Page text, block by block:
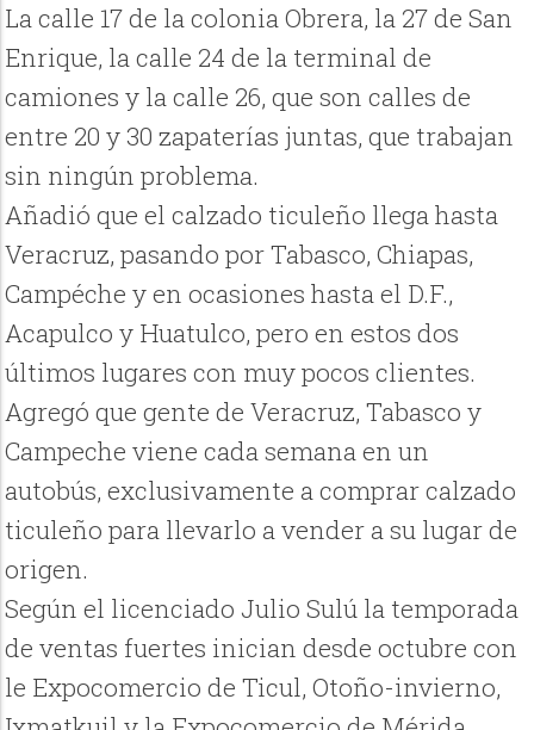
La calle 17 de la colonia Obrera, la 27 de San
Enrique, la calle 24 de la terminal de
camiones y la calle 26, que son calles de
entre 20 y 30 zapaterías juntas, que trabajan
sin ningún problema.
Añadió que el calzado ticuleño llega hasta
Veracruz, pasando por Tabasco, Chiapas,
Campéche y en ocasiones hasta el D.F.,
Acapulco y Huatulco, pero en estos dos
últimos lugares con muy pocos clientes.
Agregó que gente de Veracruz, Tabasco y
Campeche viene cada semana en un
autobús, exclusivamente a comprar calzado
ticuleño para llevarlo a vender a su lugar de
origen.
Según el licenciado Julio Sulú la temporada
de ventas fuertes inician desde octubre con
le Expocomercio de Ticul, Otoño-invierno,